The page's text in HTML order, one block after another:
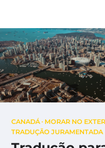
CANADÁ
MORAR NO
TRADUÇÃO JURAMENTADA